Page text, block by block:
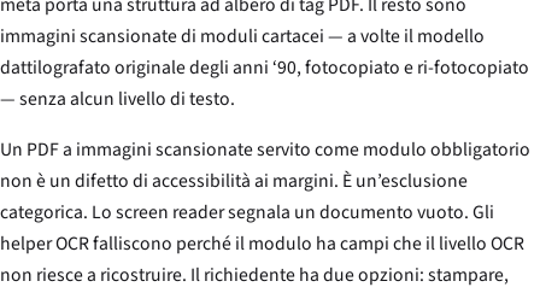
immagini scansionate di moduli cartacei — a volte il modello
dattilografato originale degli anni ‘90, fotocopiato e ri-fotocopiato
— senza alcun livello di testo.
Un PDF a immagini scansionate servito come modulo obbligatorio
non è un difetto di accessibilità ai margini. È un’esclusione
categorica. Lo screen reader segnala un documento vuoto. Gli
helper OCR falliscono perché il modulo ha campi che il livello OCR
non riesce a ricostruire. Il richiedente ha due opzioni: stampare,